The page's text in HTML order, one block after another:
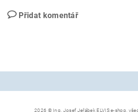
Přidat komentář
2026 © Ing. Josef Jeřábek ELVIS e-shop,